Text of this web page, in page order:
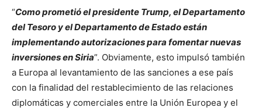
“Como prometió el presidente Trump, el Departamento
del Tesoro y el Departamento de Estado están
implementando autorizaciones para fomentar nuevas
inversiones en Siria”. Obviamente, esto impulsó también
a Europa al levantamiento de las sanciones a ese país
con la finalidad del restablecimiento de las relaciones
diplomáticas y comerciales entre la Unión Europea y el